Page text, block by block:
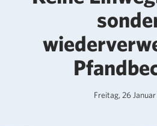
Freitag, 26